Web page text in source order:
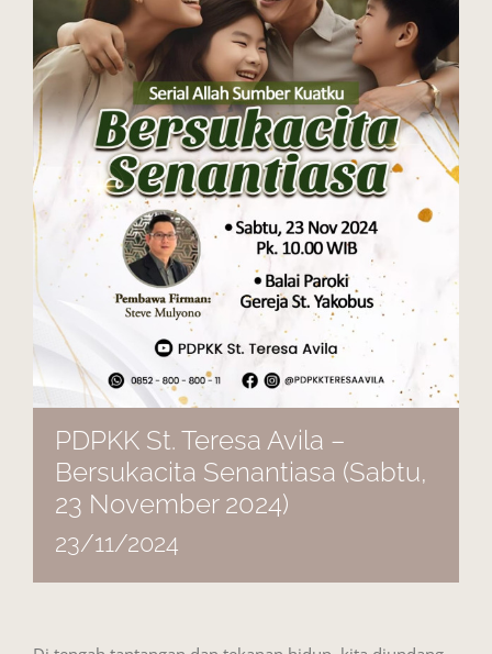
PDPKK St. Teresa Avila –
Bersukacita Senantiasa (Sabtu,
23 November 2024)
23/11/2024